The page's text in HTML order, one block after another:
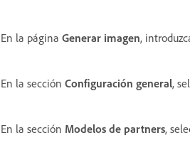
En la página Generar imagen,
En la sección Configuración general,
En la sección Modelos de partners,